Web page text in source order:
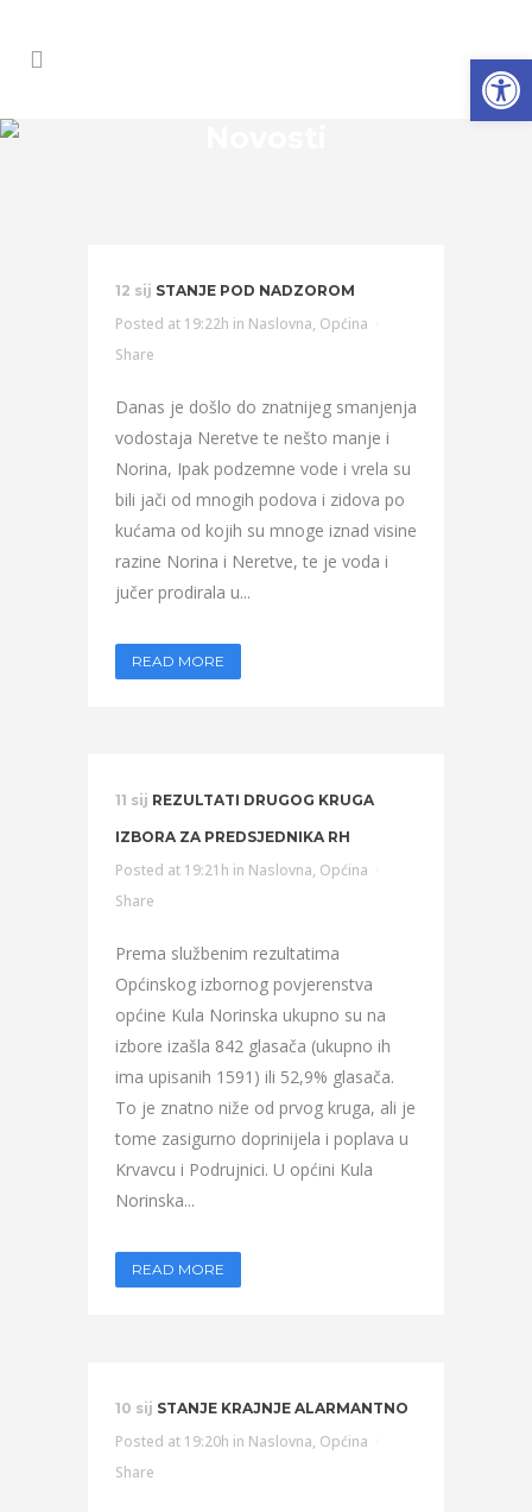
12 sij STANJE POD NADZOROM
Posted at 19:22h in Naslovna, Općina
Share
Danas je došlo do znatnijeg smanjenja
vodostaja Neretve te nešto manje i
Norina, Ipak podzemne vode i vrela su
bili jači od mnogih podova i zidova po
kućama od kojih su mnoge iznad visine
razine Norina i Neretve, te je voda i
jučer prodirala u...
READ MORE
11 sij REZULTATI DRUGOG KRUGA
IZBORA ZA PREDSJEDNIKA RH
Posted at 19:21h in Naslovna, Općina
Share
Prema službenim rezultatima
Općinskog izbornog povjerenstva
općine Kula Norinska ukupno su na
izbore izašla 842 glasača (ukupno ih
ima upisanih 1591) ili 52,9% glasača.
To je znatno niže od prvog kruga, ali je
tome zasigurno doprinijela i poplava u
Krvavcu i Podrujnici. U općini Kula
Norinska...
READ MORE
10 sij STANJE KRAJNJE ALARMANTNO
Posted at 19:20h in Naslovna, Općina
Share